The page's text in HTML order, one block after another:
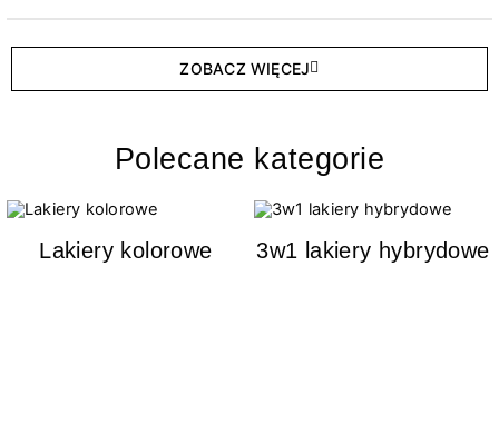
ZOBACZ WIĘCEJ
Polecane kategorie
Lakiery kolorowe 3w1 lakiery hybrydowe